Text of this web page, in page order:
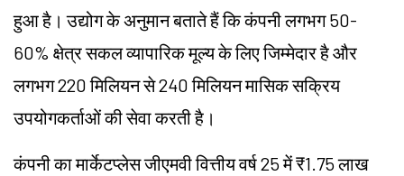
हुआ है। उद्योग के अनुमान बताते हैं कि कंपनी लगभग 50-
60% क्षेत्र सकल व्यापारिक मूल्य के लिए जिम्मेदार है और
लगभग 220 मिलियन से 240 मिलियन मासिक सक्रिय
उपयोगकर्ताओं की सेवा करती है।
कंपनी का मार्केटप्लेस जीएमवी वित्तीय वर्ष 25 में ₹1.75 लाख